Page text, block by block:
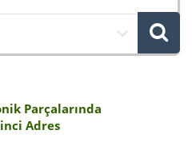
Parçalarında
Adres